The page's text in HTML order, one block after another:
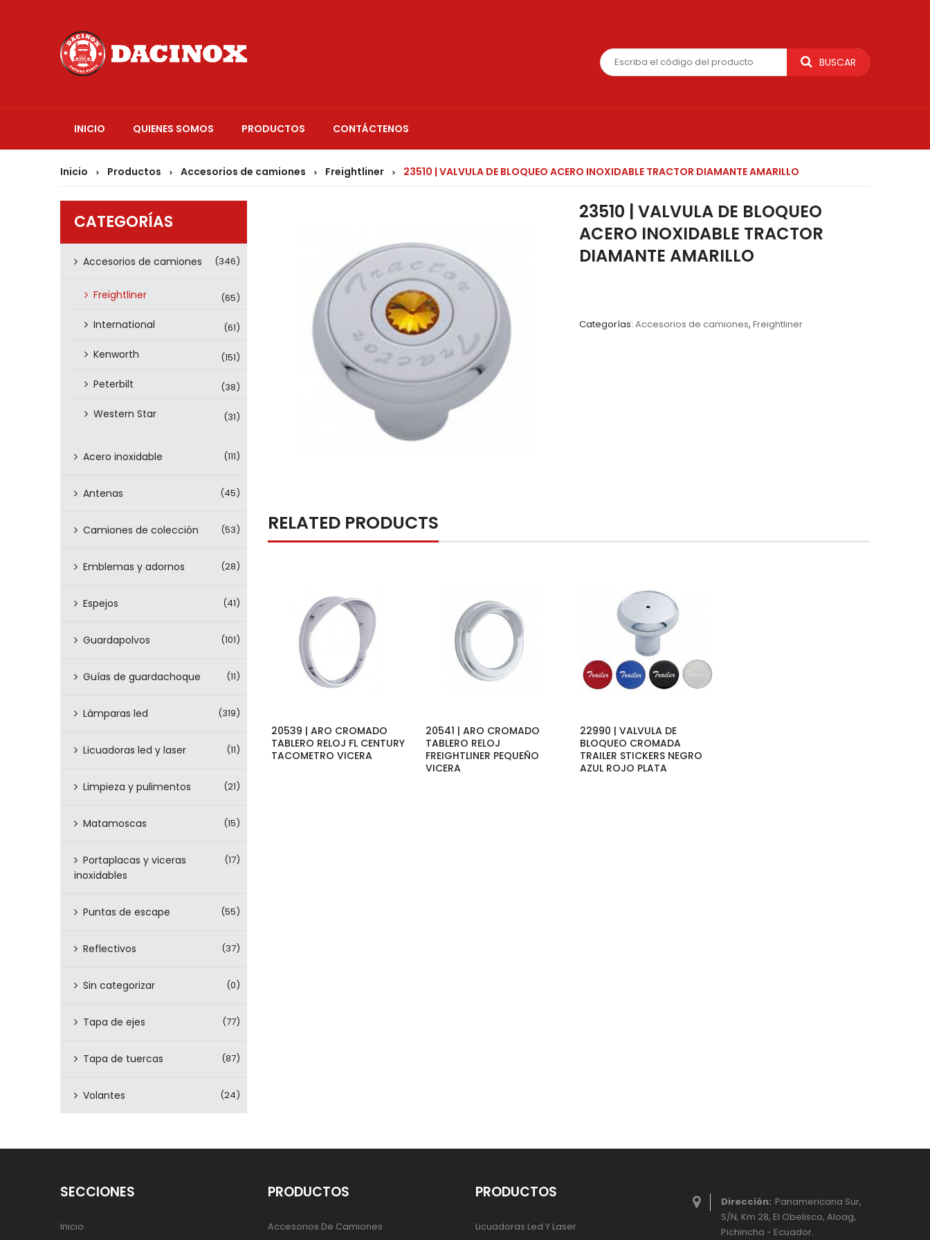
BUSCAR
INICIO QUIENES SOMOS PRODUCTOS CONTÁCTENOS
Inicio > Productos > Accesorios de camiones > Freightliner > 23510 | VALVULA DE BLOQUEO ACERO INOXIDABLE TRACTOR DIAMANTE AMARILLO
CATEGORÍAS
Accesorios de camiones (346)
Freightliner (65)
International (61)
Kenworth (151)
Peterbilt (38)
Western Star (31)
Acero inoxidable (111)
Antenas (45)
Camiones de colección (53)
Emblemas y adornos (28)
Espejos (41)
Guardapolvos (101)
Guías de guardachoque (11)
Lámparas led (319)
Licuadoras led y laser (11)
Limpieza y pulimentos (21)
Matamoscas (15)
Portaplacas y viceras
inoxidables
(17)
Puntas de escape (55)
Reflectivos (37)
Sin categorizar (0)
Tapa de ejes (77)
Tapa de tuercas (87)
Volantes (24)
23510 | VALVULA DE BLOQUEO
ACERO INOXIDABLE TRACTOR
DIAMANTE AMARILLO
Categorías: Accesorios de camiones, Freightliner
RELATED PRODUCTS
20539 | ARO CROMADO
TABLERO RELOJ FL CENTURY
TACOMETRO VICERA
20541 | ARO CROMADO
TABLERO RELOJ
FREIGHTLINER PEQUEÑO
VICERA
22990 | VALVULA DE
BLOQUEO CROMADA
TRAILER STICKERS NEGRO
AZUL ROJO PLATA
Dirección: Panamericana Sur,
S/N, Km 28, El Obelisco, Aloag,
Pichincha - Ecuador.
SECCIONES
Inicio
PRODUCTOS
Accesorios De Camiones
PRODUCTOS
Licuadoras Led Y Laser